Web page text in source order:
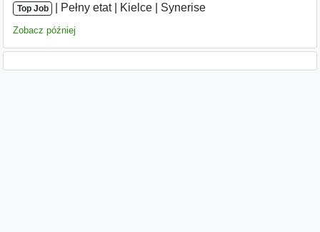
Top Job Pełny etat| Kielce Synerise
Zobacz później